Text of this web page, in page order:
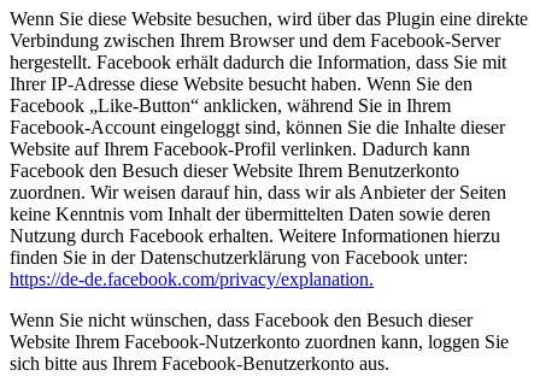
Wenn Sie diese Website besuchen, wird über das Plugin eine direkte
Verbindung zwischen Ihrem Browser und dem Facebook-Server
hergestellt. Facebook erhält dadurch die Information, dass Sie mit
Ihrer IP-Adresse diese Website besucht haben. Wenn Sie den
Facebook „Like-Button“ anklicken, während Sie in Ihrem
Facebook-Account eingeloggt sind, können Sie die Inhalte dieser
Website auf Ihrem Facebook-Profil verlinken. Dadurch kann
Facebook den Besuch dieser Website Ihrem Benutzerkonto
zuordnen. Wir weisen darauf hin, dass wir als Anbieter der Seiten
keine Kenntnis vom Inhalt der übermittelten Daten sowie deren
Nutzung durch Facebook erhalten. Weitere Informationen hierzu
finden Sie in der Datenschutzerklärung von Facebook unter:
https://de-de.facebook.com/privacy/explanation.
Wenn Sie nicht wünschen, dass Facebook den Besuch dieser
Website Ihrem Facebook-Nutzerkonto zuordnen kann, loggen Sie
sich bitte aus Ihrem Facebook-Benutzerkonto aus.